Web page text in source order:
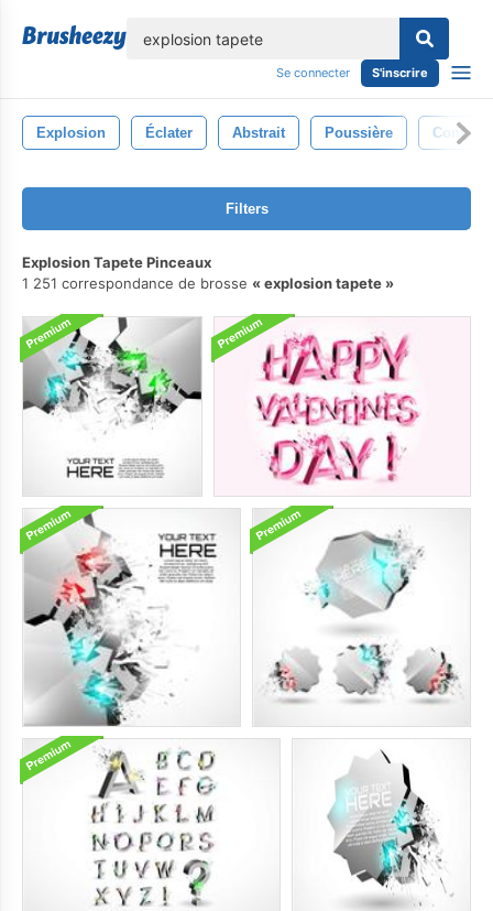
Se connecter S'inscrire
Explosion Éclater Abstrait Poussière Contexte
Filters
Explosion Tapete Pinceaux
1 251 correspondance de brosse
explosion tapete